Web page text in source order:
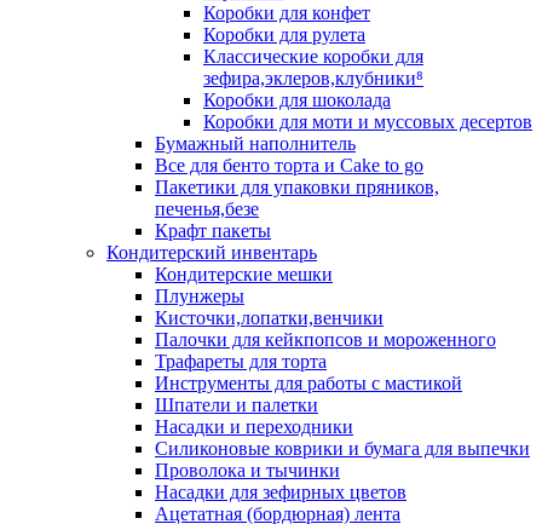
Коробки для конфет
Коробки для рулета
Классические коробки для
зефира,эклеров,клубники⁸
Коробки для шоколада
Коробки для моти и муссовых десертов
Бумажный наполнитель
Все для бенто торта и Cake to go
Пакетики для упаковки пряников,
печенья,безе
Крафт пакеты
Кондитерский инвентарь
Кондитерские мешки
Плунжеры
Кисточки,лопатки,венчики
Палочки для кейкпопсов и мороженного
Трафареты для торта
Инструменты для работы с мастикой
Шпатели и палетки
Насадки и переходники
Силиконовые коврики и бумага для выпечки
Проволока и тычинки
Насадки для зефирных цветов
Ацетатная (бордюрная) лента